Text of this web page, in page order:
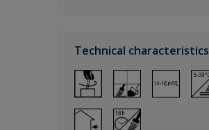
Technical characteristics